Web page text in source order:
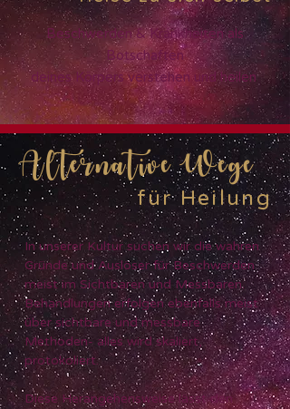
Beschwerden & Krankheiten als
Botschaften
deines Körpers verstehen und heilen
Alternative Wege
für Heilung
In unserer Kultur suchen wir die wahren
Gründe und Auslöser für Beschwerden
meist im Sichtbaren und Messbaren.
Behandlungen erfolgen ebenfalls meist
über sichtbare und messbare
Methoden- alles wird skaliert,
protokoliert.
Diese Herangehensweise lässt den